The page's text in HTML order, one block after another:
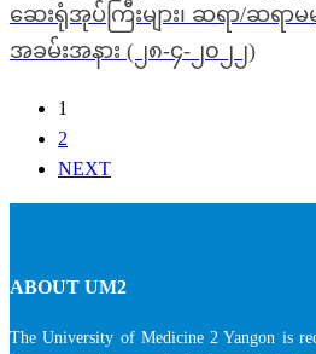
ဆေးရုံအုပ်ကြီးများ၊ ဆရာ/ဆရာ
အခမ်းအနား (၂၈-၄-၂၀၂၂)
1
2
NEXT
ABOUT UM2
The University of Medicine 2 Yangon is